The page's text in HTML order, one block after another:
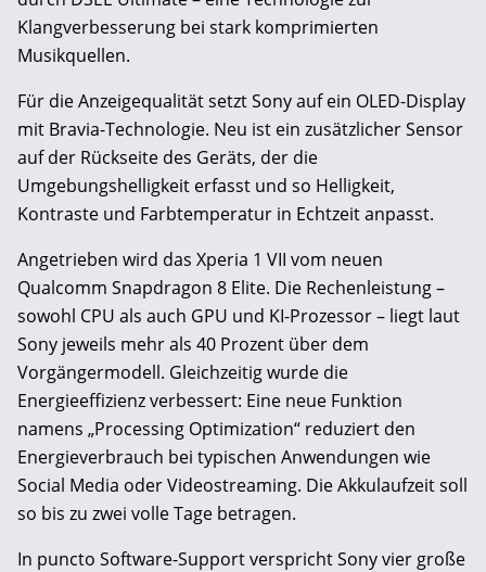
Klangverbesserung bei stark komprimierten
Musikquellen.
Für die Anzeigequalität setzt Sony auf ein OLED-Display
mit Bravia-Technologie. Neu ist ein zusätzlicher Sensor
auf der Rückseite des Geräts, der die
Umgebungshelligkeit erfasst und so Helligkeit,
Kontraste und Farbtemperatur in Echtzeit anpasst.
Angetrieben wird das Xperia 1 VII vom neuen
Qualcomm Snapdragon 8 Elite. Die Rechenleistung –
sowohl CPU als auch GPU und KI-Prozessor – liegt laut
Sony jeweils mehr als 40 Prozent über dem
Vorgängermodell. Gleichzeitig wurde die
Energieeffizienz verbessert: Eine neue Funktion
namens „Processing Optimization“ reduziert den
Energieverbrauch bei typischen Anwendungen wie
Social Media oder Videostreaming. Die Akkulaufzeit soll
so bis zu zwei volle Tage betragen.
In puncto Software-Support verspricht Sony vier große